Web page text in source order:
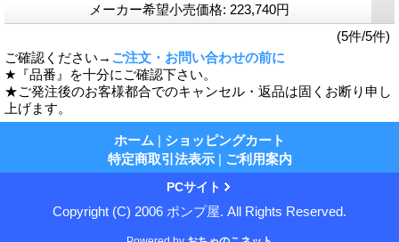
メーカー希望小売価格: 223,740円
(5件/5件)
ご確認ください→ ご注文・お問い合わせの前に
★『品番』を十分にご確認下さい。
★ご発注後のお客様都合でのキャンセル・返品は固くお断り申し
上げます。
ホーム | ショッピングカート
特定商取引法表示 | ご利用案内
PCサイト
Copyright (C) 2006 ポンプ屋. All Rights Reserved.